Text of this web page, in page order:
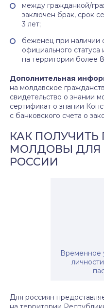
между гражданкой/
заключен брак, срок
3 лет;
беженец при наличии
официального
на территории более
Дополнительная
на молдавское
свидетельство о знании
сертификат о знании
с банковского счета о
КАК
МОЛДОВЫ ДЛЯ
РОССИИ
Временное
Для россиян